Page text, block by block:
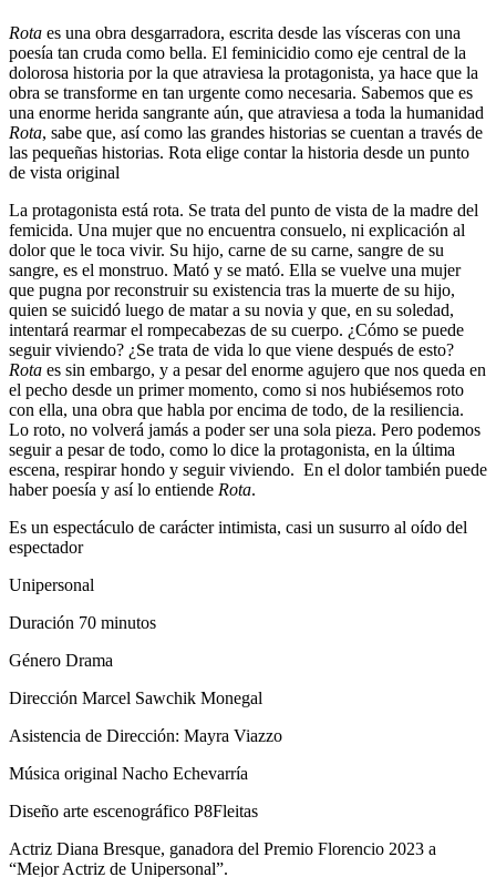
Rota es una obra desgarradora, escrita desde las vísceras con una
poesía tan cruda como bella. El feminicidio como eje central de la
dolorosa historia por la que atraviesa la protagonista, ya hace que la
obra se transforme en tan urgente como necesaria. Sabemos que es
una enorme herida sangrante aún, que atraviesa a toda la humanidad
Rota, sabe que, así como las grandes historias se cuentan a través de
las pequeñas historias. Rota elige contar la historia desde un punto
de vista original
La protagonista está rota. Se trata del punto de vista de la madre del
femicida. Una mujer que no encuentra consuelo, ni explicación al
dolor que le toca vivir. Su hijo, carne de su carne, sangre de su
sangre, es el monstruo. Mató y se mató. Ella se vuelve una mujer
que pugna por reconstruir su existencia tras la muerte de su hijo,
quien se suicidó luego de matar a su novia y que, en su soledad,
intentará rearmar el rompecabezas de su cuerpo. ¿Cómo se puede
seguir viviendo? ¿Se trata de vida lo que viene después de esto?
Rota es sin embargo, y a pesar del enorme agujero que nos queda en
el pecho desde un primer momento, como si nos hubiésemos roto
con ella, una obra que habla por encima de todo, de la resiliencia.
Lo roto, no volverá jamás a poder ser una sola pieza. Pero podemos
seguir a pesar de todo, como lo dice la protagonista, en la última
escena, respirar hondo y seguir viviendo. En el dolor también puede
haber poesía y así lo entiende Rota.
Es un espectáculo de carácter intimista, casi un susurro al oído del
espectador
Unipersonal
Duración 70 minutos
Género Drama
Dirección Marcel Sawchik Monegal
Asistencia de Dirección: Mayra Viazzo
Música original Nacho Echevarría
Diseño arte escenográfico P8Fleitas
Actriz Diana Bresque, ganadora del Premio Florencio 2023 a
“Mejor Actriz de Unipersonal”.